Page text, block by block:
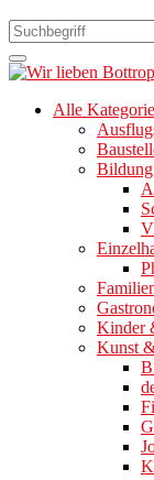
Alle
Bildung
Kinder
Kunst